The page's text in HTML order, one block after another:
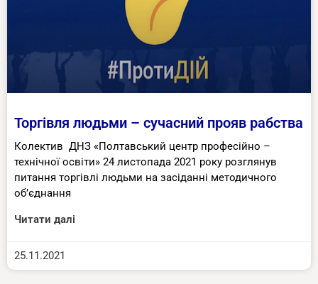
Торгівля людьми – сучасний прояв рабства
Колектив ДНЗ «Полтавський центр професійно –
технічної освіти» 24 листопада 2021 року розглянув
питання торгівлі людьми на засіданні методичного
об’єднання
Читати далі
25.11.2021